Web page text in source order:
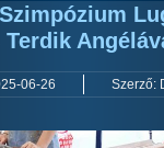
06-26 Szerző: